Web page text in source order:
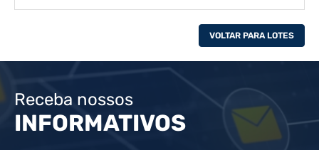
VOLTAR PARA LOTES
Receba nossos
INFORMATIVOS